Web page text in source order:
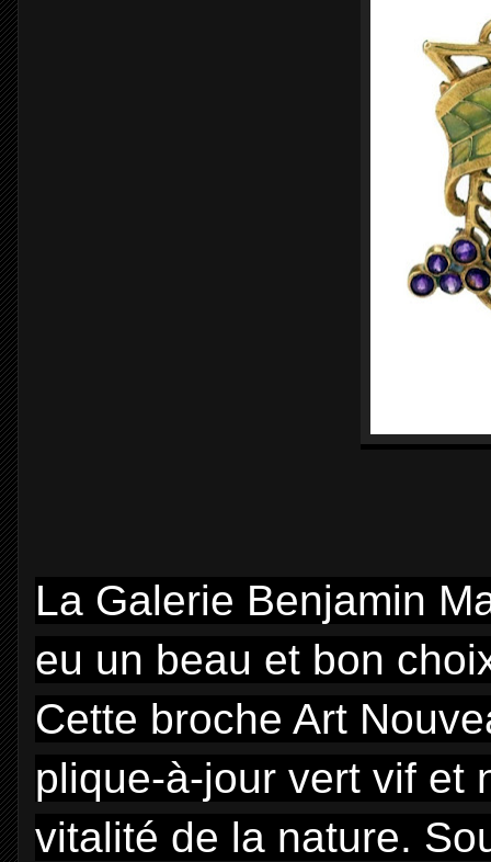
La Galerie Benjamin
eu un beau et bon
Cette broche Art
plique-à-jour vert vif et
vitalité de la nature.